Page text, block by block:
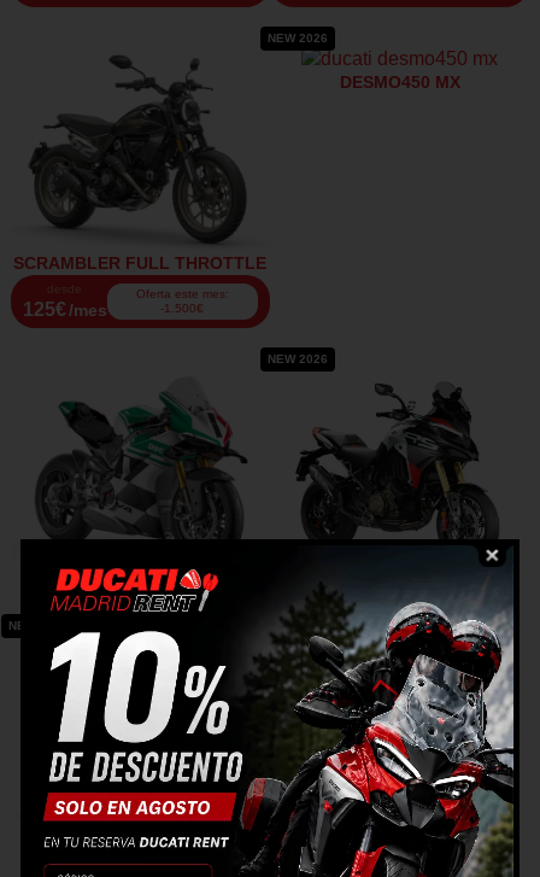
SCRAMBLER FULL THROTTLE
desde
125€/mes
Oferta este mes:
-1.500€
DESMO450 MX
NEW 2026
PANIGALE V4 TRICOLORE MULTISTRADA V4 RS
NEW 2026
DIAVEL V4 RS
NEW 2026
MULTISTRADA V4 RALLY
NEW 2026